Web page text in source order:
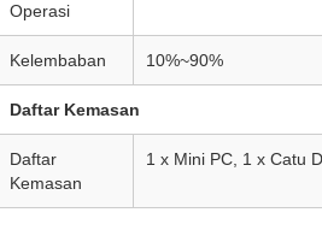
Operasi
Kelembaban 10%~90%
Daftar Kemasan
Daftar
Kemasan
1 x Mini PC, 1 x Catu